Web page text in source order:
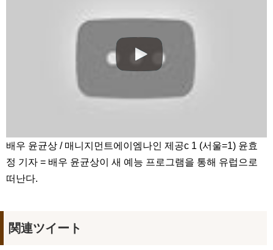
배우 윤균상 / 매니지먼트에이엠나인 제공c 1 (서울=1) 윤효
정 기자 = 배우 윤균상이 새 예능 프로그램을 통해 유럽으로
떠난다.
関連ツイート